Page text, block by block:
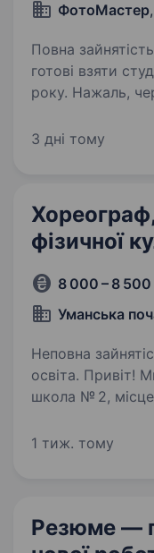
ФотоМастер
Повна
готові взяти
року. Нажаль, через війну, наш дорогий
колектив дуже
3 дні тому
фізичної
8 000 – 8 500
Уманська
Неповна
освіта. Привіт! Ми — Уманська початкова
школа № 2,
приєднатися до
1 тиж. тому
Резюме —